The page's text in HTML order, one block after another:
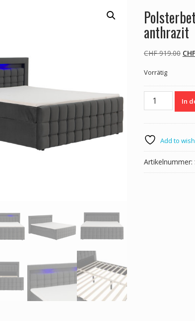
anthrazit
CHF919.00 CHF
Vorrätig
Polsterbett
x
200
cm
anthrazit
In
Add to
Artikelnummer: